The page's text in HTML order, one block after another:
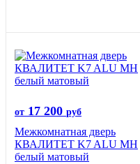
от 17 200 руб
Межкомнатная дверь
КВАЛИТЕТ K7 ALU MH
белый матовый